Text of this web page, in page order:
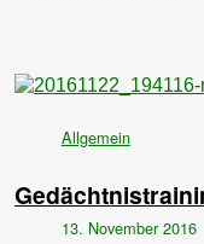
Allgemein
13. November 2016